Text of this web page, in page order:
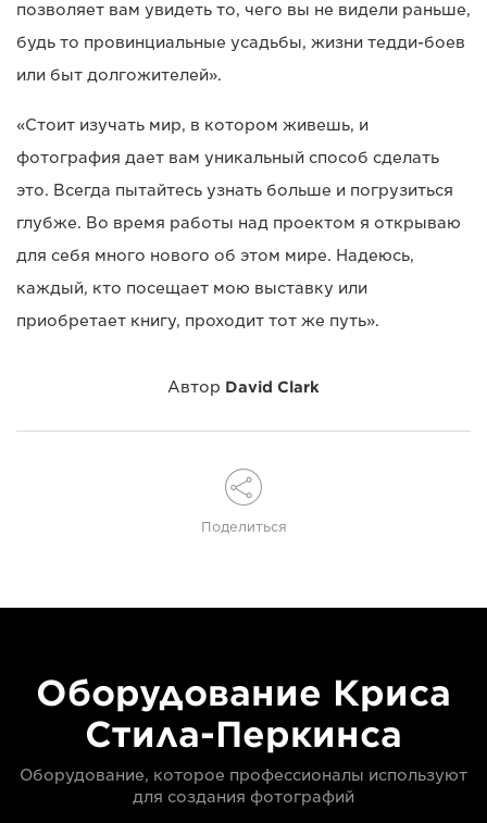
позволяет вам увидеть то, чего вы не видели раньше,
будь то провинциальные усадьбы, жизни тедди-боев
или быт долгожителей».
«Стоит изучать мир, в котором живешь, и
фотография дает вам уникальный способ сделать
это. Всегда пытайтесь узнать больше и погрузиться
глубже. Во время работы над проектом я открываю
для себя много нового об этом мире. Надеюсь,
каждый, кто посещает мою выставку или
приобретает книгу, проходит тот же путь».
Автор David Clark
Поделиться
Оборудование Криса
Стила-Перкинса
Оборудование, которое профессионалы используют
для создания фотографий